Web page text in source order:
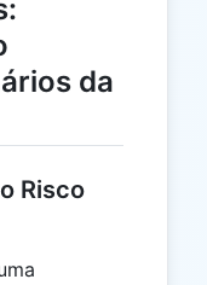
da
Risco